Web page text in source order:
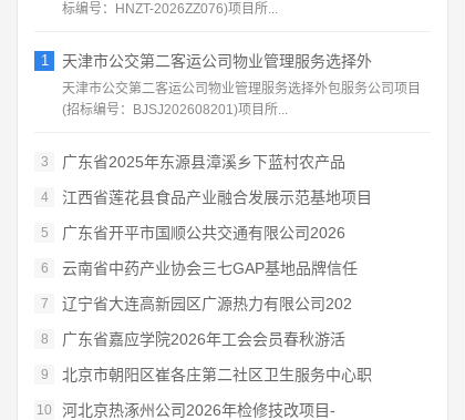
标编号：HNZT-2026ZZ076)项目所...
1 天津市公交第二客运公司物业管理服务选择外
天津市公交第二客运公司物业管理服务选择外包服务公司项目
(招标编号：BJSJ202608201)项目所...
3 广东省2025年东源县漳溪乡下蓝村农产品
4 江西省莲花县食品产业融合发展示范基地项目
5 广东省开平市国顺公共交通有限公司2026
6 云南省中药产业协会三七GAP基地品牌信任
7 辽宁省大连高新园区广源热力有限公司202
8 广东省嘉应学院2026年工会会员春秋游活
9 北京市朝阳区崔各庄第二社区卫生服务中心职
10 河北京热涿州公司2026年检修技改项目-